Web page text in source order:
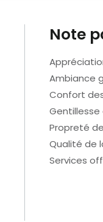
Note
Ambiance
Confort
Propreté
Qualité de
Services